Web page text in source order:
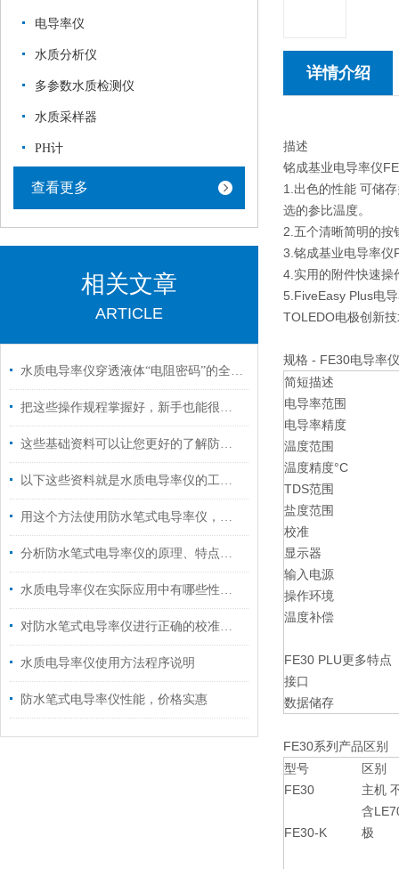
电导率仪
水质分析仪
多参数水质检测仪
水质采样器
PH计
查看更多
相关文章
ARTICLE
水质电导率仪穿透液体“电阻密码”的全场景探测仪器
把这些操作规程掌握好，新手也能很好的使用电导率仪
这些基础资料可以让您更好的了解防水笔式电导率仪
以下这些资料就是水质电导率仪的工作原理
用这个方法使用防水笔式电导率仪，效果更好哦！
分析防水笔式电导率仪的原理、特点及注意事项
水质电导率仪在实际应用中有哪些性能特点？
对防水笔式电导率仪进行正确的校准，可以大大提高工作效率
水质电导率仪使用方法程序说明
防水笔式电导率仪性能，价格实惠
详情介绍
描述
铭成基业电导率仪
1.出色的性能 可储
选的参比温度。
2.五个清晰简明的按
3.铭成基业电导率仪
4.实用的附件快速操
5.FiveEasy Plus电
TOLEDO电极创新
规格 - FE30电导率仪
简短描述
电导率范围
电导率精度
温度范围
温度精度°C
TDS范围
盐度范围
校准
显示器
输入电源
操作环境
温度补偿
FE30 PLU更多特点
接口
数据储存
FE30系列产品区别
型号
区别
FE30
主机
FE30-K
含
极